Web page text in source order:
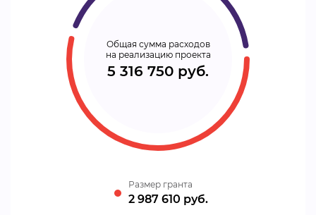
Общая сумма расходов
на реализацию проекта
5 316 750 руб.
Размер гранта
2 987 610 руб.